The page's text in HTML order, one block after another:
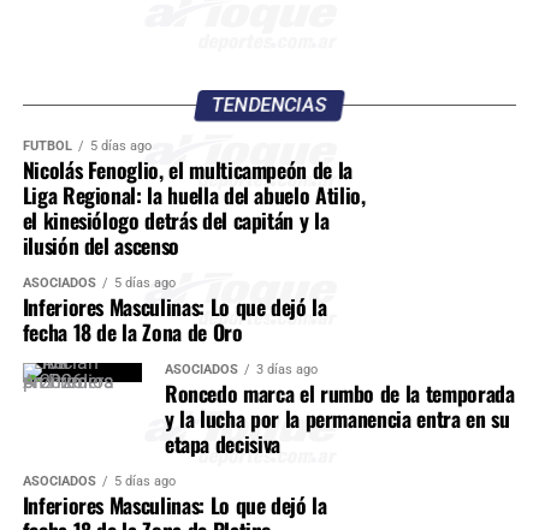
TENDENCIAS
FÚTBOL 5 días ago
Nicolás Fenoglio, el multicampeón de la
Liga Regional: la huella del abuelo Atilio,
el kinesiólogo detrás del capitán y la
ilusión del ascenso
ASOCIADOS 5 días ago
Inferiores Masculinas: Lo que dejó la
fecha 18 de la Zona de Oro
ASOCIADOS 3 días ago
Roncedo marca el rumbo de la temporada
y la lucha por la permanencia entra en su
etapa decisiva
ASOCIADOS 5 días ago
Inferiores Masculinas: Lo que dejó la